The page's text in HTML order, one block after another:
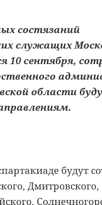
состязаний
служащих
10 сентября,
области
будут
Дмитровского,